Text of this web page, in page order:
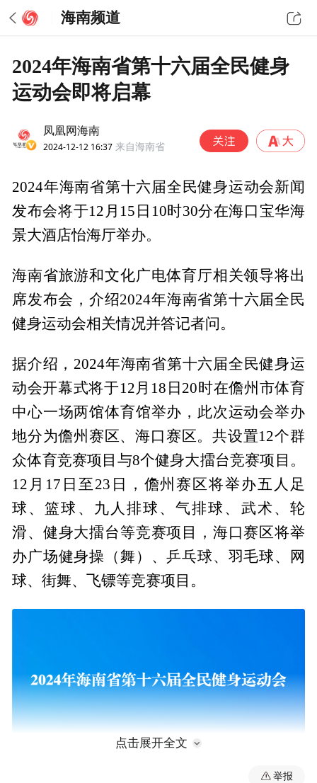
海南频道
2024年海南省第十六届全民健身
运动会即将启幕
凤凰网海南
2024-12-12 16:37 来自海南省
2024年海南省第十六届全民健身运动会新闻
发布会将于12月15日10时30分在海口宝华海
景大酒店怡海厅举办。
海南省旅游和文化广电体育厅相关领导将出
席发布会，介绍2024年海南省第十六届全民
健身运动会相关情况并答记者问。
据介绍，2024年海南省第十六届全民健身运
动会开幕式将于12月18日20时在儋州市体育
中心一场两馆体育馆举办，此次运动会举办
地分为儋州赛区、海口赛区。共设置12个群
众体育竞赛项目与8个健身大擂台竞赛项目。
12月17日至23日，儋州赛区将举办五人足
球、篮球、九人排球、气排球、武术、轮
滑、健身大擂台等竞赛项目，海口赛区将举
办广场健身操（舞）、乒乓球、羽毛球、网
球、街舞、飞镖等竞赛项目。
点击展开全文
举报